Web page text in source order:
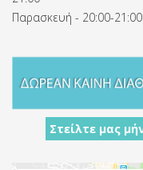
Παρασκευή - 20:00-
Στείλτε μας